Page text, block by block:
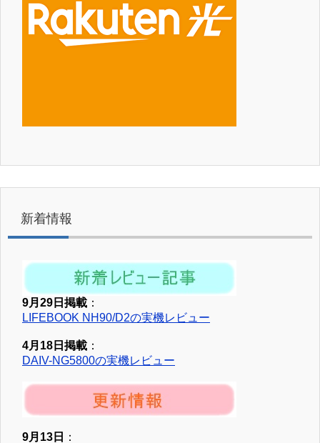
新着情報
9月29日掲載 ：
LIFEBOOK NH90/D2の実機レビュー
4月18日掲載 ：
DAIV-NG5800の実機レビュー
9月13日 ：